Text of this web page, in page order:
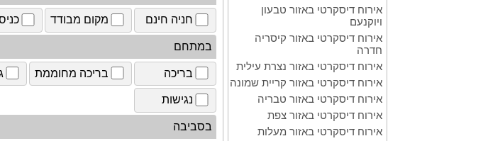
אירוח דיסקרטי באזור טבעון
ויוקנעם
אירוח דיסקרטי באזור קיסריה
חדרה
אירוח דיסקרטי באזור נצרת עילית
אירוח דיסקרטי באזור קריית שמונה
אירוח דיסקרטי באזור טבריה
אירוח דיסקרטי באזור צפת
אירוח דיסקרטי באזור מעלות
חניה חינם מקום מבודד
במתחם
בריכה בריכה מחוממת
נגישות
בסביבה